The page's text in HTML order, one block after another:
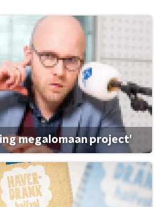
megalomaan project'